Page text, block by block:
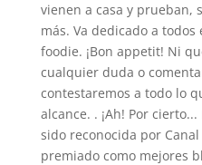
vienen a casa y prueban,
más. Va dedicado a
foodie. ¡Bon appetit! Ni
cualquier duda o
contestaremos a todo lo
alcance. . ¡Ah! Por
sido reconocida por
premiado como mejores